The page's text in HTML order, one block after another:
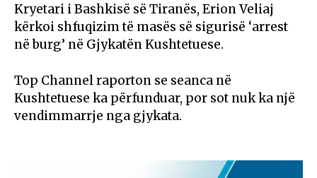
Kryetari i Bashkisë së Tiranës, Erion Veliaj
kërkoi shfuqizim të masës së sigurisë ‘arrest
në burg’ në Gjykatën Kushtetuese.
Top Channel raporton se seanca në
Kushtetuese ka përfunduar, por sot nuk ka një
vendimmarrje nga gjykata.